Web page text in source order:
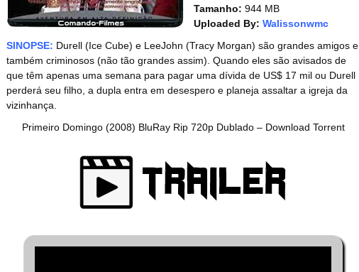
Tamanho: 944 MB
Uploaded By: Walissonwmc
SINOPSE: Durell (Ice Cube) e LeeJohn (Tracy Morgan) são grandes amigos e
também criminosos (não tão grandes assim). Quando eles são avisados de
que têm apenas uma semana para pagar uma dívida de US$ 17 mil ou Durell
perderá seu filho, a dupla entra em desespero e planeja assaltar a igreja da
vizinhança.
Primeiro Domingo (2008) BluRay Rip 720p Dublado – Download Torrent